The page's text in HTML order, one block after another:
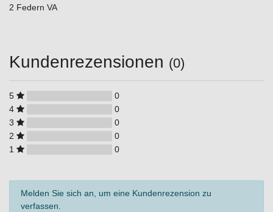
2 Federn VA
Kundenrezensionen (0)
5
0
4
0
3
0
2
0
1
0
Melden Sie sich an, um eine Kundenrezension zu
verfassen.